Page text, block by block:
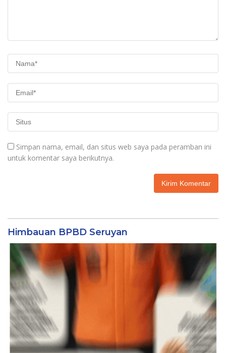
Simpan nama, email, dan situs web saya pada peramban ini
untuk komentar saya berikutnya.
Himbauan BPBD Seruyan